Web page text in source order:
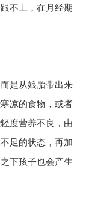
不上，在月经期
是从娘胎带出来
凉的食物，或者
度营养不良，由
足的状态，再加
下孩子也会产生